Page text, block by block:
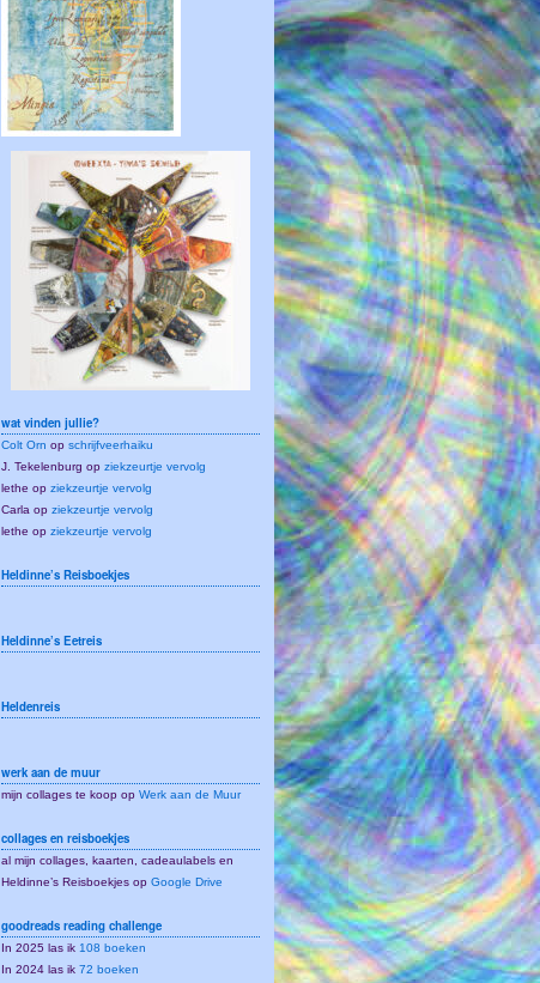
wat vinden jullie?
Colt Orn op schrijfveerhaiku
J. Tekelenburg op ziekzeurtje vervolg
lethe op ziekzeurtje vervolg
Carla op ziekzeurtje vervolg
lethe op ziekzeurtje vervolg
Heldinne’s Reisboekjes
Heldinne’s Eetreis
Heldenreis
werk aan de muur
mijn collages te koop op Werk aan de Muur
collages en reisboekjes
al mijn collages, kaarten, cadeaulabels en
Heldinne’s Reisboekjes op Google Drive
goodreads reading challenge
In 2025 las ik 108 boeken
In 2024 las ik 72 boeken